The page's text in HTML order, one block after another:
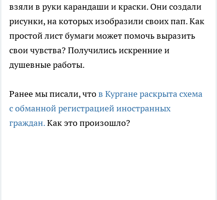
взяли в руки карандаши и краски. Они создали
рисунки, на которых изобразили своих пап. Как
простой лист бумаги может помочь выразить
свои чувства? Получились искренние и
душевные работы.
Ранее мы писали, чтов Кургане раскрыта схема
с обманной регистрацией иностранных
граждан.Как это произошло?